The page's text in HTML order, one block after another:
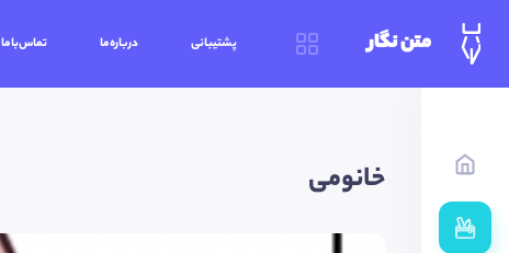
متن نگار پشتیبانی درباره‌ما تماس‌باما
خانومی